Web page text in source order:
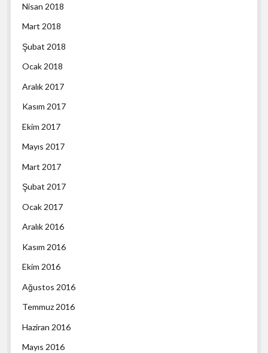
Nisan 2018
Mart 2018
Şubat 2018
Ocak 2018
Aralık 2017
Kasım 2017
Ekim 2017
Mayıs 2017
Mart 2017
Şubat 2017
Ocak 2017
Aralık 2016
Kasım 2016
Ekim 2016
Ağustos 2016
Temmuz 2016
Haziran 2016
Mayıs 2016